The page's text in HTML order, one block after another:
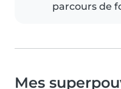
parcours de
Mes